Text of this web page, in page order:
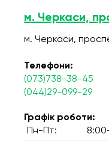
м. Черкаси,
м. Черкаси,
Телефони:
(073)738-38-45
(044)29-099-29
Графік роботи:
Пн-Пт: